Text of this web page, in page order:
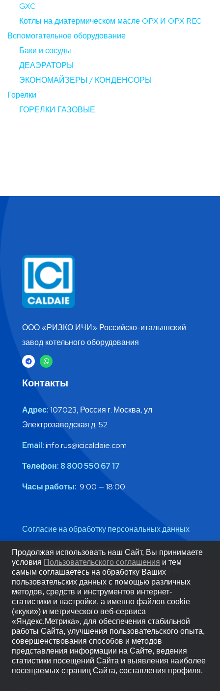
GXC
Котлы на диатермическом масле OPX И OPX REC
Вспомогательное оборудование
Баки и сосуды
ДЕАЭРАТОРЫ
ЭКОНОМАЙЗЕРЫ / КОНДЕНСОРЫ
Горелки
ГОРЕЛКИ ГАЗОВЫЕ
ООО «РИЗКО ИЧИ» Российско-итальянский
завод котельного оборудования
Контакты
Адрес:107023, Россия г. Москва, ул.
Электрозаводская д. 52
Email:info.rus@icicaldaie.com
Телефон: 8 800 550 67 17
Часы работы: 9:00 — 18:00
Согласие на обработку персональных данных
Пользовательское соглашение
Политика обработки персональных данных
Каталог
Водогрейные котлы
Паровые котлы
Вспомогательное оборудование
Продолжая использовать наш Сайт, Вы принимаете
условия Пользовательского соглашения и тем
самым соглашаетесь на обработку Ваших
пользовательских данных с помощью различных
методов, средств и инструментов интернет-
статистики и настройки, а именно файлов cookie
(«куки») и метрического веб-сервиса
«Яндекс.Метрика», для обеспечения стабильной
работы Сайта, улучшения пользовательского опыта,
совершенствования способов и методов
представления информации на Сайте, ведения
статистики посещений Сайта и выявления наиболее
посещаемых страниц Сайта, составления профиля.